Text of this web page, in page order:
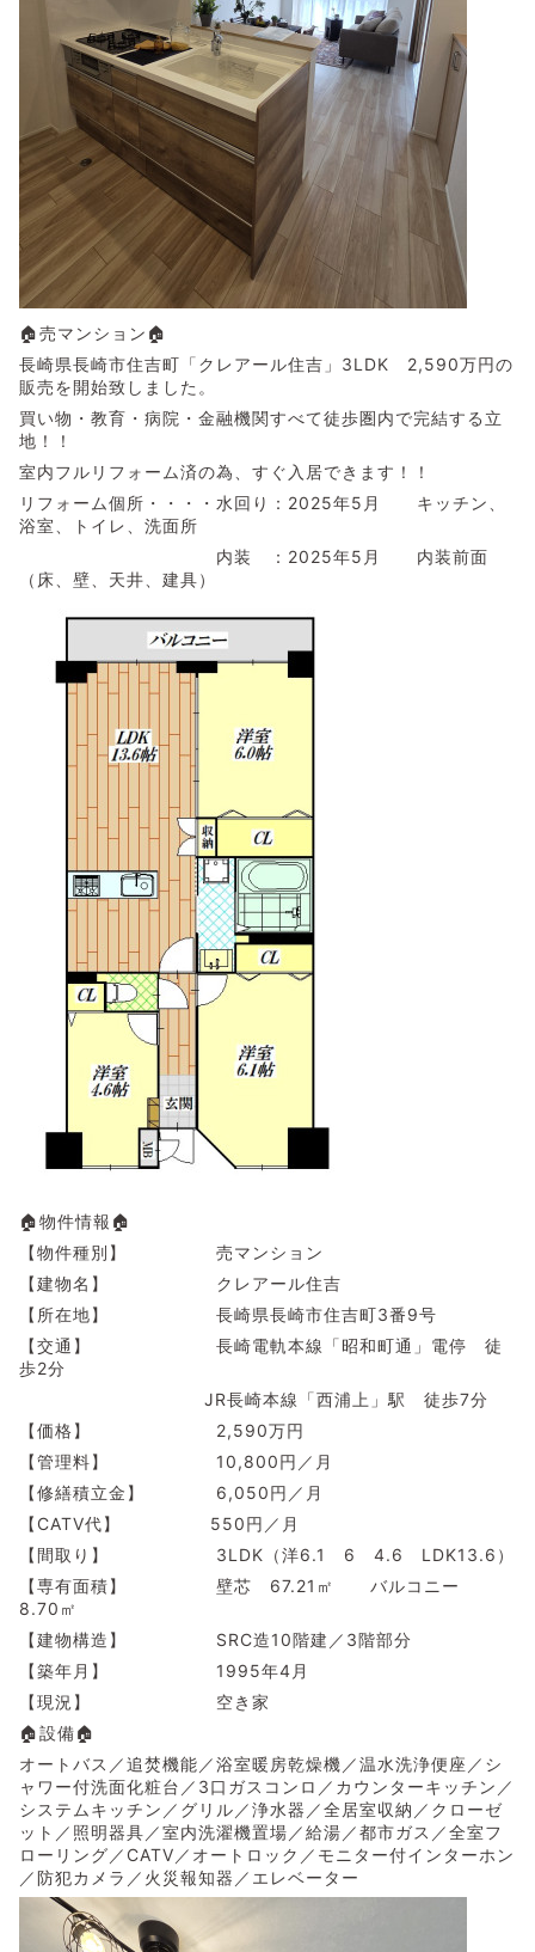
🏠売マンション🏠
長崎県長崎市住吉町「クレアール住吉」3LDK 2,590万円の
販売を開始致しました。
買い物・教育・病院・金融機関すべて徒歩圏内で完結する立
地！！
室内フルリフォーム済の為、すぐ入居できます！！
リフォーム個所・・・・水回り：2025年5月 キッチン、
浴室、トイレ、洗面所
内装 ：2025年5月 内装前面
（床、壁、天井、建具）
🏠物件情報🏠
【物件種別】 売マンション
【建物名】 クレアール住吉
【所在地】 長崎県長崎市住吉町3番9号
【交通】 長崎電軌本線「昭和町通」電停 徒
歩2分
JR長崎本線「西浦上」駅 徒歩7分
【価格】 2,590万円
【管理料】 10,800円／月
【修繕積立金】 6,050円／月
【CATV代】 550円／月
【間取り】 3LDK（洋6.1 6 4.6 LDK13.6）
【専有面積】 壁芯 67.21㎡ バルコニー
8.70㎡
【建物構造】 SRC造10階建／3階部分
【築年月】 1995年4月
【現況】 空き家
🏠設備🏠
オートバス／追焚機能／浴室暖房乾燥機／温水洗浄便座／シ
ャワー付洗面化粧台／3口ガスコンロ／カウンターキッチン／
システムキッチン／グリル／浄水器／全居室収納／クローゼ
ット／照明器具／室内洗濯機置場／給湯／都市ガス／全室フ
ローリング／CATV／オートロック／モニター付インターホン
／防犯カメラ／火災報知器／エレベーター